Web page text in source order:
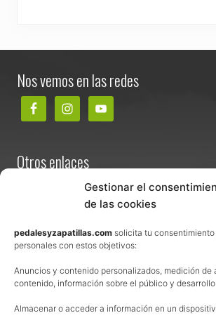
Gestionar el
de las cookies
pedalesyzapatillas.com solicita tu
personales con estos objetivos:
Anuncios y contenido personalizados, medición de
contenido, información sobre el público y
Almacenar o acceder a información en un
Nos vemos en las redes
Otros enlaces
Términos y condiciones de venta
Política de privacidad
Política de cookies